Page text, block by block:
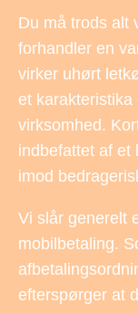
Du må trods alt
forhandler en
virker uhørt
et
virksomhed.
indbefattet af et
imod
Vi slår generelt
mobilbetaling.
efterspørger at